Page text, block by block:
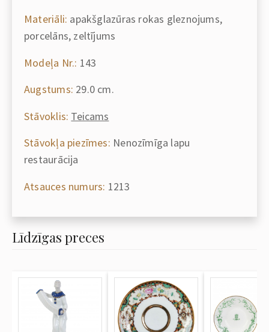
Materiāli: apakšglazūras rokas gleznojums,
porcelāns, zeltījums
Modeļa Nr.: 143
Augstums: 29.0 cm.
Stāvoklis: Teicams
Stāvokļa piezīmes: Nenozīmīga lapu
restaurācija
Atsauces numurs: 1213
Līdzīgas preces